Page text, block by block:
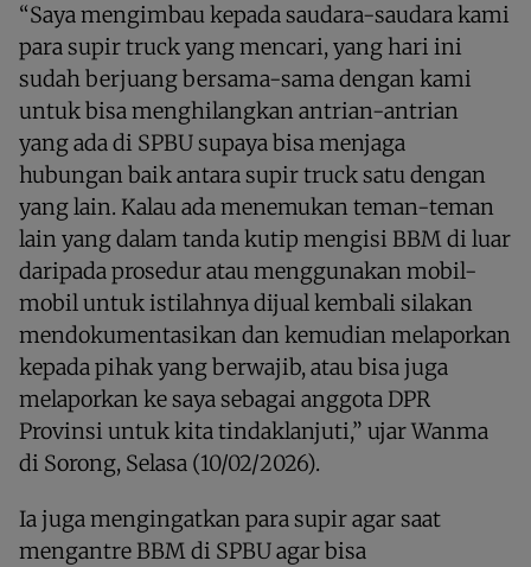
“Saya mengimbau kepada saudara-saudara kami
para supir truck yang mencari, yang hari ini
sudah berjuang bersama-sama dengan kami
untuk bisa menghilangkan antrian-antrian
yang ada di SPBU supaya bisa menjaga
hubungan baik antara supir truck satu dengan
yang lain. Kalau ada menemukan teman-teman
lain yang dalam tanda kutip mengisi BBM di luar
daripada prosedur atau menggunakan mobil-
mobil untuk istilahnya dijual kembali silakan
mendokumentasikan dan kemudian melaporkan
kepada pihak yang berwajib, atau bisa juga
melaporkan ke saya sebagai anggota DPR
Provinsi untuk kita tindaklanjuti,” ujar Wanma
di Sorong, Selasa (10/02/2026).
Ia juga mengingatkan para supir agar saat
mengantre BBM di SPBU agar bisa